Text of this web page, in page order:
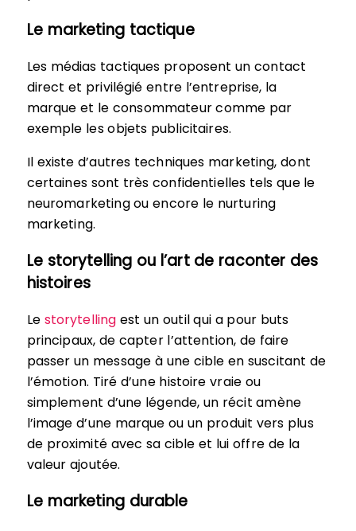
Le marketing tactique
Les médias tactiques proposent un contact
direct et privilégié entre l’entreprise, la
marque et le consommateur comme par
exemple les objets publicitaires.
Il existe d’autres techniques marketing, dont
certaines sont très confidentielles tels que le
neuromarketing ou encore le nurturing
marketing.
Le storytelling ou l’art de raconter des
histoires
Le storytelling est un outil qui a pour buts
principaux, de capter l’attention, de faire
passer un message à une cible en suscitant de
l’émotion. Tiré d’une histoire vraie ou
simplement d’une légende, un récit amène
l’image d’une marque ou un produit vers plus
de proximité avec sa cible et lui offre de la
valeur ajoutée.
Le marketing durable